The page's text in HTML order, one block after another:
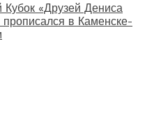
Кубок «Друзей Дениса
прописался в Каменске-